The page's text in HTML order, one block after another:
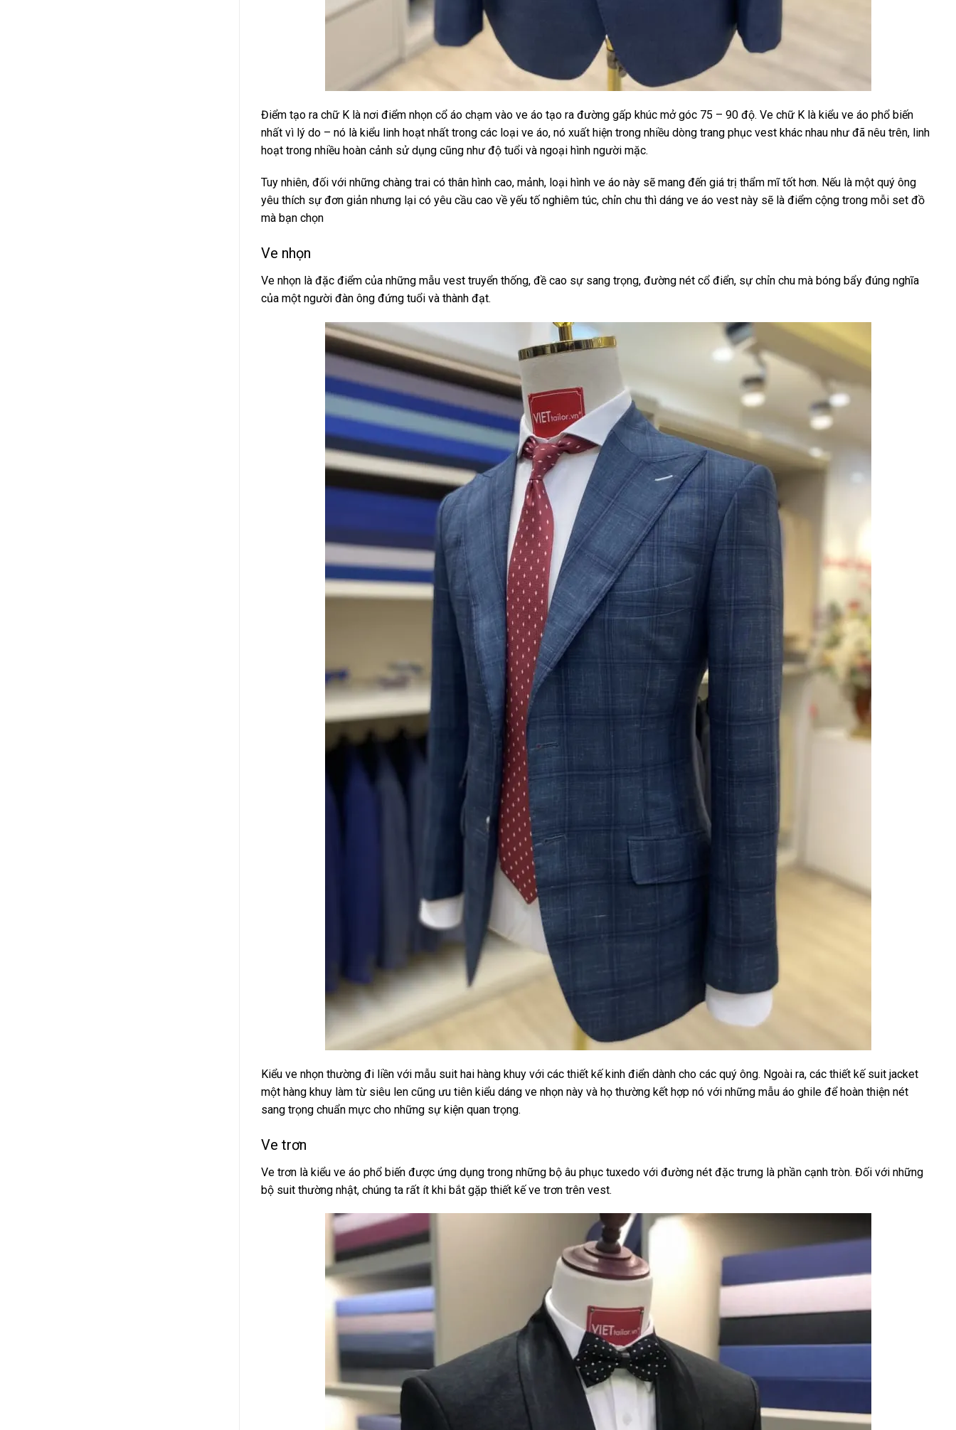
Điểm tạo ra chữ K là nơi điểm nhọn cổ áo chạm vào ve áo tạo ra đường gấp khúc mở góc 75 – 90 độ. Ve chữ K là kiểu ve áo phổ biến
nhất vì lý do – nó là kiểu linh hoạt nhất trong các loại ve áo, nó xuất hiện trong nhiều dòng trang phục vest khác nhau như đã nêu trên, linh
hoạt trong nhiều hoàn cảnh sử dụng cũng như độ tuổi và ngoại hình người mặc.
Tuy nhiên, đối với những chàng trai có thân hình cao, mảnh, loại hình ve áo này sẽ mang đến giá trị thẩm mĩ tốt hơn. Nếu là một quý ông
yêu thích sự đơn giản nhưng lại có yêu cầu cao về yếu tố nghiêm túc, chỉn chu thì dáng ve áo vest này sẽ là điểm cộng trong mỗi set đồ
mà bạn chọn
Ve nhọn
Ve nhọn là đặc điểm của những mẫu vest truyển thống, đề cao sự sang trọng, đường nét cổ điển, sự chỉn chu mà bóng bẩy đúng nghĩa
của một người đàn ông đứng tuổi và thành đạt.
Kiểu ve nhọn thường đi liền với mẫu suit hai hàng khuy với các thiết kế kinh điển dành cho các quý ông. Ngoài ra, các thiết kế suit jacket
một hàng khuy làm từ siêu len cũng ưu tiên kiểu dáng ve nhọn này và họ thường kết hợp nó với những mẫu áo ghile để hoàn thiện nét
sang trọng chuẩn mực cho những sự kiện quan trọng.
Ve trơn
Ve trơn là kiểu ve áo phổ biến được ứng dụng trong những bộ âu phục tuxedo với đường nét đặc trưng là phần cạnh tròn. Đối với những
bộ suit thường nhật, chúng ta rất ít khi bắt gặp thiết kế ve trơn trên vest.